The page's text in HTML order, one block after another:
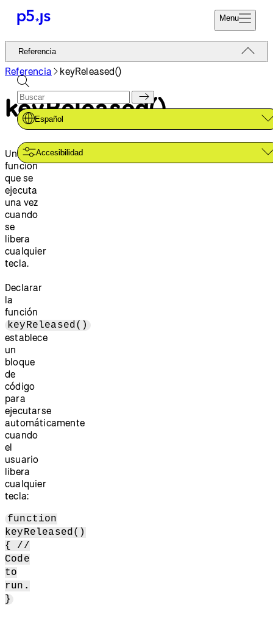
Menu
Referencia
Tutoriales
Ejemplos
Contribuir
Comunidad
Acerca de
Codifica Ya
Referencia
Español
Accesibilidad
Referencia keyReleased()
keyReleased()
Una
función
que se
ejecuta
una vez
cuando
se
libera
cualquier
tecla.
Declarar
la
función
keyReleased()
establece
un
bloque
de
código
para
ejecutarse
automáticamente
cuando
el
usuario
libera
cualquier
tecla:
function
keyReleased()
{ //
Code
to
run.
}